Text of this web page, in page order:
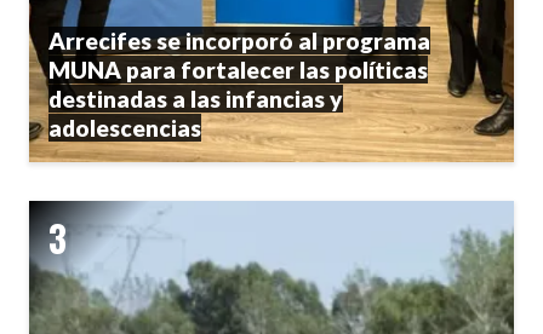
Arrecifes se incorporó al programa
MUNA para fortalecer las políticas
destinadas a las infancias y
adolescencias